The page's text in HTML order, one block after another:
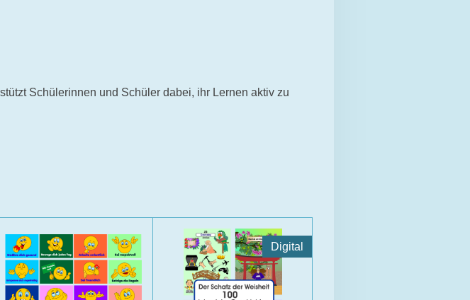
Schülerinnen und Schüler dabei, ihr Lernen aktiv zu
Digital